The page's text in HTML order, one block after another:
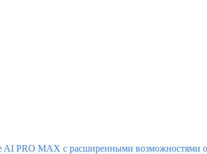
AI PRO MAX с расширенными возможностями